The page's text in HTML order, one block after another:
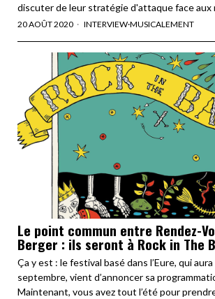
discuter de leur stratégie d'attaque face aux
20 AOÛT 2020 INTERVIEW·MUSICALEMENT
Le point commun entre Rendez-
Berger : ils seront à Rock in The
Ça y est : le festival basé dans l’Eure, qui
septembre, vient d’annoncer sa
Maintenant, vous avez tout l’été pour